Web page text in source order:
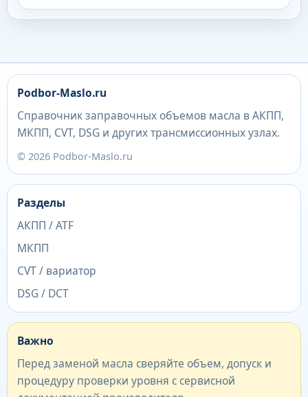
Podbor-Maslo.ru
Справочник заправочных объемов масла в АКПП,
МКПП, CVT, DSG и других трансмиссионных узлах.
© 2026 Podbor-Maslo.ru
Разделы
АКПП / ATF
МКПП
CVT / вариатор
DSG / DCT
Важно
Перед заменой масла сверяйте объем, допуск и
процедуру проверки уровня с сервисной